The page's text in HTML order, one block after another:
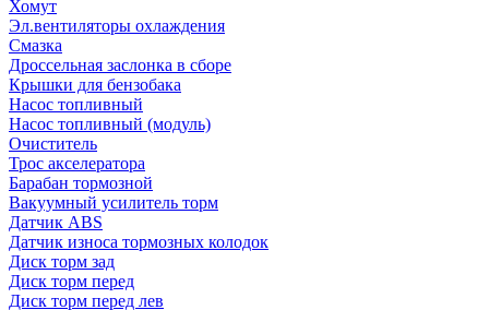
Хомут
Эл.вентиляторы охлаждения
Смазка
Дроссельная заслонка в сборе
Крышки для бензобака
Насос топливный
Насос топливный (модуль)
Очиститель
Трос акселератора
Барабан тормозной
Вакуумный усилитель торм
Датчик ABS
Датчик износа тормозных колодок
Диск торм зад
Диск торм перед
Диск торм перед лев